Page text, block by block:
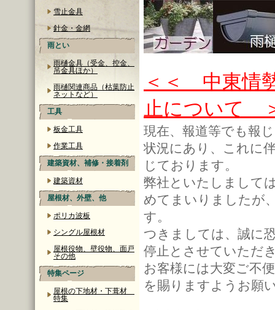
雪止金具
針金・金網
雨とい
雨樋金具（受金、控金、
吊金具ほか）
雨樋関連商品（枯葉防止
ネットなど）
工具
板金工具
作業工具
建築資材、補修・接着剤
建築資材
屋根材、外壁、他
ポリカ波板
シングル屋根材
屋根役物、壁役物、面戸
その他
特集ページ
屋根の下地材・下葺材
特集
＜＜ 中東情
止について
現在、報道等でも報
状況にあり、これに
じております。
弊社といたしまして
めてまいりましたが
す。
つきましては、誠に
停止とさせていただ
お客様には大変ご不
を賜りますようお願